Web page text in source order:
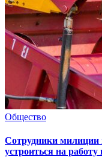
Общество
Сотрудники милиции
устроиться на